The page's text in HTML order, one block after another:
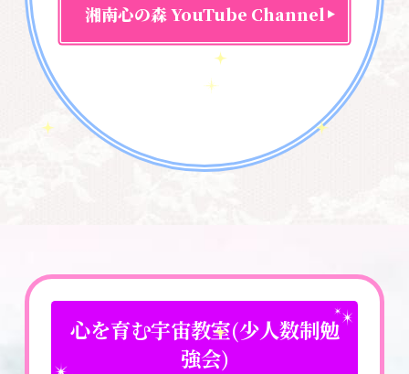
2026.05.28
創造超える未来｜宇宙セラピスト養成講
座（5次元パラレル）
勉強会・セミナー
2026.05.12
メッセージ
2026.04.27
ハイヤーセルフ*マザーとして生きると
湘南心の森 YouTube Channel
心を育む宇宙教室(少人数制勉
強会)